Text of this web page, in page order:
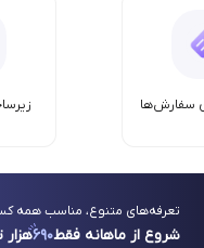
سفارش‌ها
تعرفه‌های متنوع، مناسب همه
شروع از ماهانه فقط۶۹۰هزار